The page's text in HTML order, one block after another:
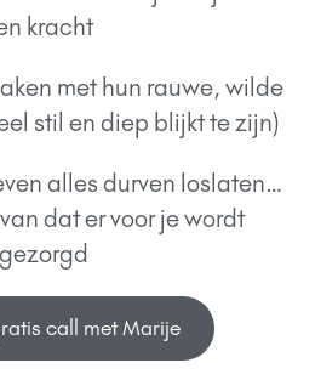
kracht
met hun rauwe, wilde
stil en diep blijkt te zijn)
alles durven loslaten…
dat er voor je wordt
gezorgd
call met Marije